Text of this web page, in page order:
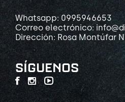
Whatsapp: 0995946653
Correo electrónico:
Dirección: Rosa Montúfar
SÍGUENOS